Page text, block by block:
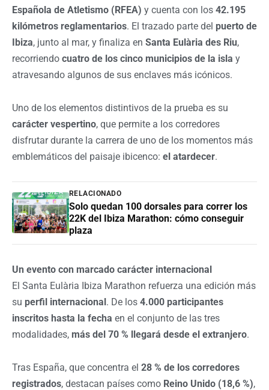
Española de Atletismo (RFEA) y cuenta con los 42.195
kilómetros reglamentarios. El trazado parte del puerto de
Ibiza, junto al mar, y finaliza en Santa Eulària des Riu,
recorriendo cuatro de los cinco municipios de la isla y
atravesando algunos de sus enclaves más icónicos.
Uno de los elementos distintivos de la prueba es su
carácter vespertino, que permite a los corredores
disfrutar durante la carrera de uno de los momentos más
emblemáticos del paisaje ibicenco: el atardecer.
RELACIONADO
Solo quedan 100 dorsales para correr los
22K del Ibiza Marathon: cómo conseguir
plaza
Un evento con marcado carácter internacional
El Santa Eulària Ibiza Marathon refuerza una edición más
su perfil internacional. De los 4.000 participantes
inscritos hasta la fecha en el conjunto de las tres
modalidades, más del 70 % llegará desde el extranjero.
Tras España, que concentra el 28 % de los corredores
registrados, destacan países como Reino Unido (18,6 %),